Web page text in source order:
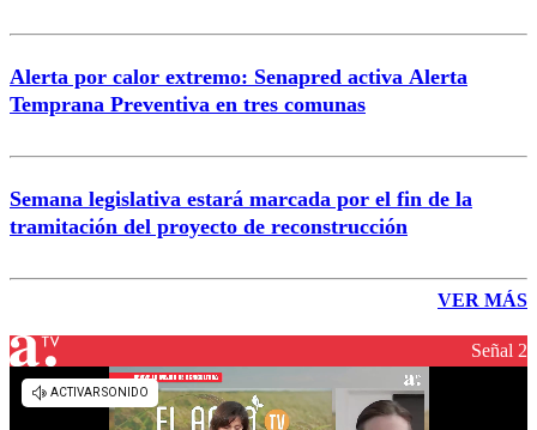
Alerta por calor extremo: Senapred activa Alerta
Temprana Preventiva en tres comunas
Semana legislativa estará marcada por el fin de la
tramitación del proyecto de reconstrucción
VER MÁS
Señal 2